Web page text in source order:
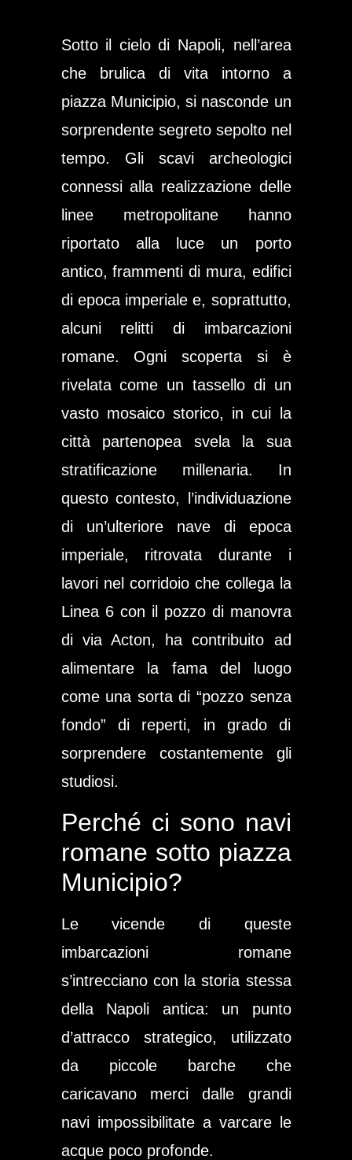
Sotto il cielo di Napoli, nell’area
che brulica di vita intorno a
piazza Municipio, si nasconde un
sorprendente segreto sepolto nel
tempo. Gli scavi archeologici
connessi alla realizzazione delle
linee metropolitane hanno
riportato alla luce un porto
antico, frammenti di mura, edifici
di epoca imperiale e, soprattutto,
alcuni relitti di imbarcazioni
romane. Ogni scoperta si è
rivelata come un tassello di un
vasto mosaico storico, in cui la
città partenopea svela la sua
stratificazione millenaria. In
questo contesto, l’individuazione
di un’ulteriore nave di epoca
imperiale, ritrovata durante i
lavori nel corridoio che collega la
Linea 6 con il pozzo di manovra
di via Acton, ha contribuito ad
alimentare la fama del luogo
come una sorta di “pozzo senza
fondo” di reperti, in grado di
sorprendere costantemente gli
studiosi.
Perché ci sono navi
romane sotto piazza
Municipio?
Le vicende di queste
imbarcazioni romane
s’intrecciano con la storia stessa
della Napoli antica: un punto
d’attracco strategico, utilizzato
da piccole barche che
caricavano merci dalle grandi
navi impossibilitate a varcare le
acque poco profonde.